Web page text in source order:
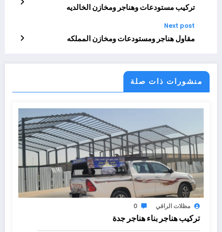
تركيب مستودعات وهناجر ومخازن الخالديه
Next post
مقاول هناجر ومستودعات ومخازن المملكه
منشورات ذات صلة
مظلات الراقي 0
تركيب هناجر بناء هناجر جدة